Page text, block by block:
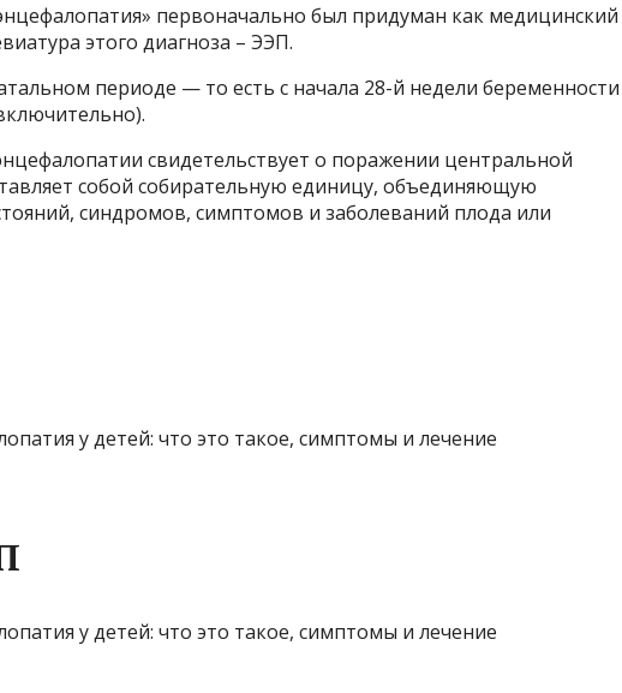
первоначально был придуман как медицинский
этого диагноза – ЭЭП.
периоде — то есть с начала 28-й недели беременности
свидетельствует о поражении центральной
собой собирательную единицу, объединяющую
синдромов, симптомов и заболеваний плода или